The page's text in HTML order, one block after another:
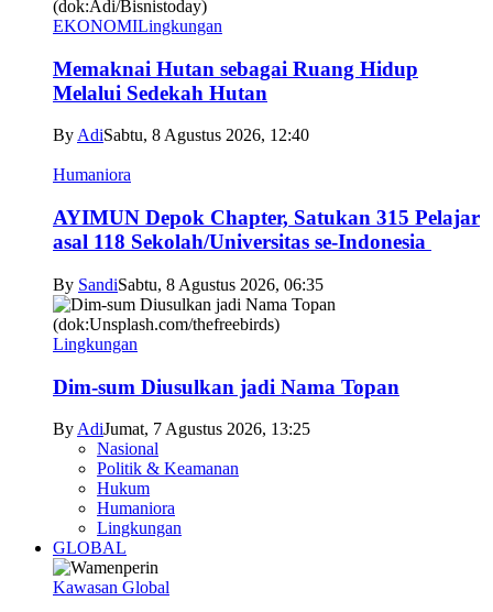
EKONOMILingkungan
Memaknai Hutan sebagai Ruang Hidup
Melalui Sedekah Hutan
By AdiSabtu, 8 Agustus 2026, 12:40
Humaniora
AYIMUN Depok Chapter, Satukan 315 Pelajar
asal 118 Sekolah/Universitas se-Indonesia
By SandiSabtu, 8 Agustus 2026, 06:35
Lingkungan
Dim-sum Diusulkan jadi Nama Topan
By AdiJumat, 7 Agustus 2026, 13:25
Nasional
Politik & Keamanan
Hukum
Humaniora
Lingkungan
GLOBAL
Kawasan Global